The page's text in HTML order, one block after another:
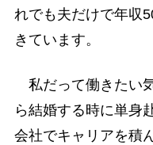
れでも夫だけで年収
きています。
私だって働きたい
ら結婚する時に単身
会社でキャリアを積